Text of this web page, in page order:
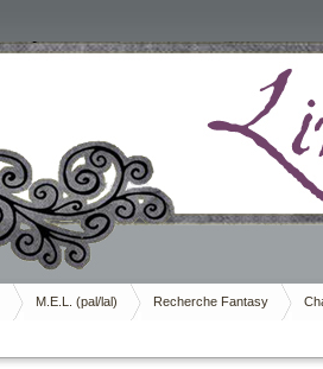
M.E.L. (pal/lal) Recherche Fantasy